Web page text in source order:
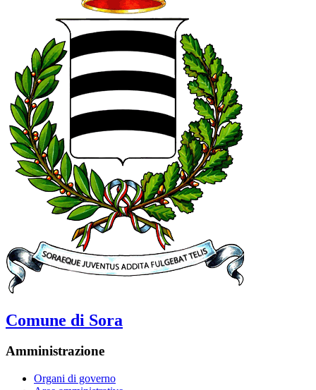
Comune di Sora
Amministrazione
Organi di governo